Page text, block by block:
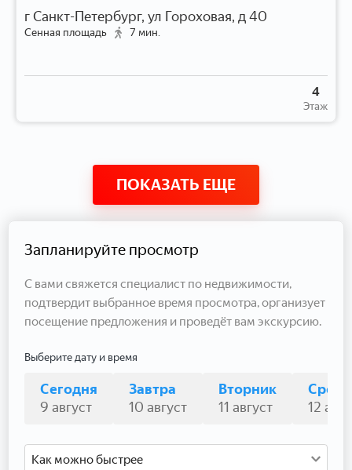
г Санкт-Петербург, ул Гороховая, д 40
Сенная площадь 7 мин.
Этаж
4
ПОКАЗАТЬ ЕЩЕ
Запланируйте просмотр
С вами свяжется специалист по недвижимости,
подтвердит выбранное время просмотра, организует
посещение предложения и проведёт вам экскурсию.
Выберите дату и время
Сегодня
9 август
Завтра
10 август
Вторник
11 август
Среда
12
Как можно быстрее